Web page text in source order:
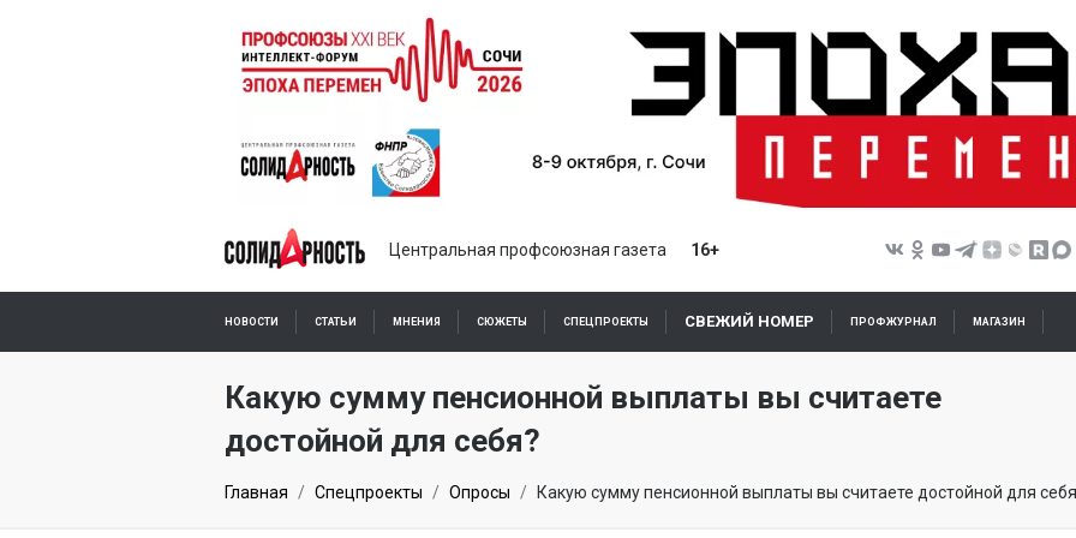
Центральная профсоюзная газета 16+
НОВОСТИ СТАТЬИ МНЕНИЯ СЮЖЕТЫ СПЕЦПРОЕКТЫ СВЕЖИЙ НОМЕР ПРОФЖУРНАЛ МАГАЗИН
ПОДПИСКА ОНЛАЙН
Какую сумму пенсионной выплаты вы считаете
достойной для себя?
Главная Спецпроекты Опросы Какую сумму пенсионной выплаты вы считаете достойной для